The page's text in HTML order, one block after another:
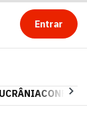
Entrar